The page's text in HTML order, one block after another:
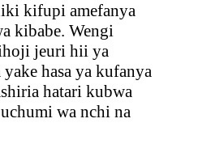
kifupi amefanya
kibabe. Wengi
jeuri hii ya
hasa ya kufanya
hatari kubwa
wa nchi na